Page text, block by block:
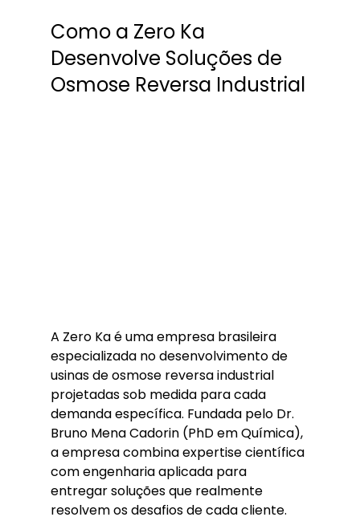
Como a Zero Ka
Desenvolve Soluções de
Osmose Reversa Industrial
A Zero Ka é uma empresa brasileira
especializada no desenvolvimento de
usinas de osmose reversa industrial
projetadas sob medida para cada
demanda específica. Fundada pelo Dr.
Bruno Mena Cadorin (PhD em Química),
a empresa combina expertise científica
com engenharia aplicada para
entregar soluções que realmente
resolvem os desafios de cada cliente.